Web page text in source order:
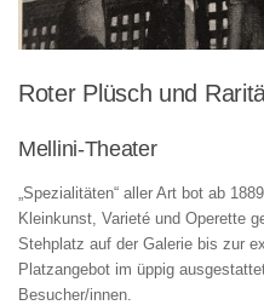
Roter Plüsch und
Mellini-Theater
„Spezialitäten“ aller Art bot ab
Kleinkunst, Varieté und Operette
Stehplatz auf der Galerie bis zur
Platzangebot im üppig
Besucher/innen.